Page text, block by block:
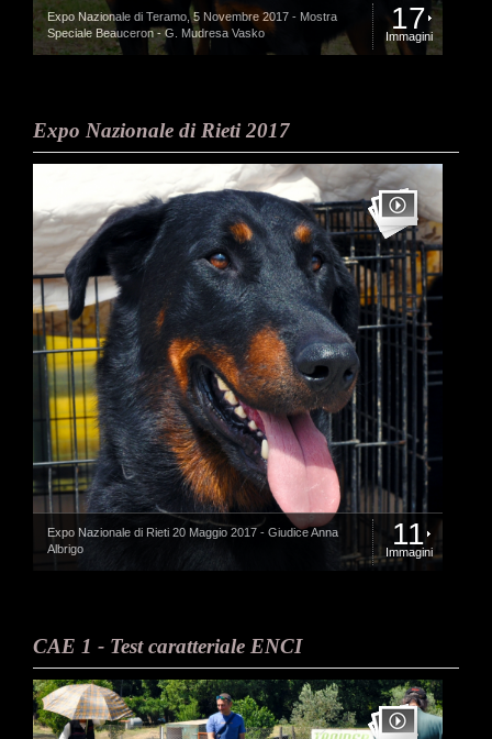
Expo Nazionale di Teramo, 5 Novembre 2017 - Mostra
Speciale Beauceron - G. Mudresa Vasko
17
Immagini
Expo Nazionale di Rieti 2017
Expo Nazionale di Rieti 20 Maggio 2017 - Giudice Anna
Albrigo
11
Immagini
CAE 1 - Test caratteriale ENCI